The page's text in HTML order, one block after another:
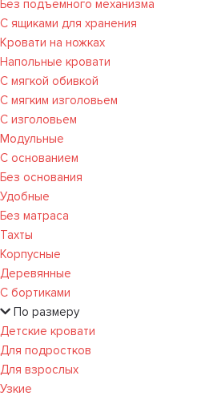
Без подъемного механизма
С ящиками для хранения
Кровати на ножках
Напольные кровати
С мягкой обивкой
С мягким изголовьем
С изголовьем
Модульные
С основанием
Без основания
Удобные
Без матраса
Тахты
Корпусные
Деревянные
С бортиками
По размеру
Детские кровати
Для подростков
Для взрослых
Узкие